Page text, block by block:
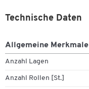
Technische Daten
Allgemeine Merkmale
Anzahl Lagen
Anzahl Rollen [St.]